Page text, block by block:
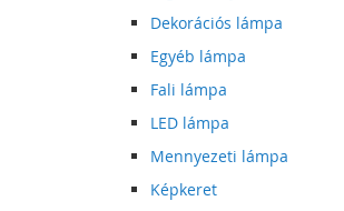
Dekorációs lámpa
Egyéb lámpa
Fali lámpa
LED lámpa
Mennyezeti lámpa
Képkeret